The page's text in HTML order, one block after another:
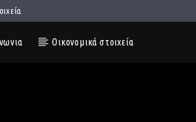
Οικονομικά στοιχεία